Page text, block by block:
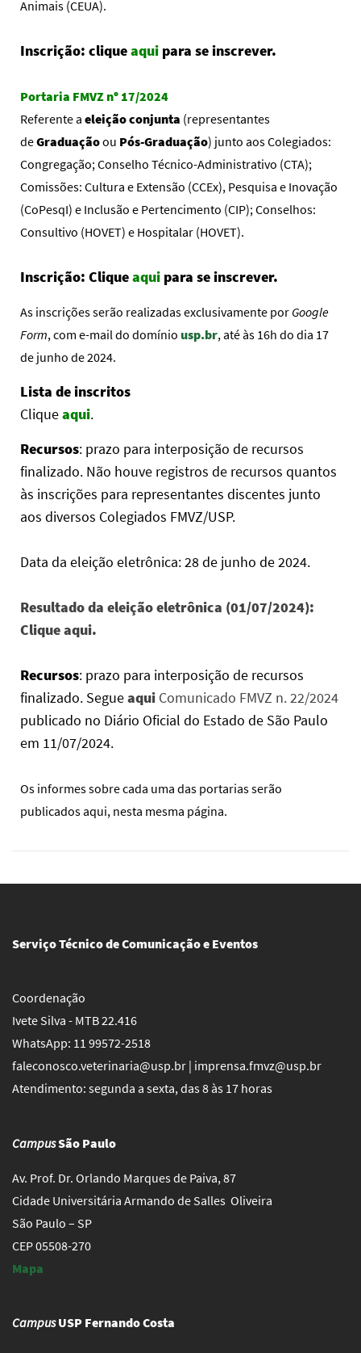
Animais (CEUA).
Inscrição: cliqueaqui para se inscrever.
Portaria FMVZ nº 17/2024
Referente a eleição conjunta (representantes
deGraduaçãoou Pós-Graduação) junto aos Colegiados:
Congregação;Conselho Técnico-Administrativo (CTA);
Comissões: Cultura e Extensão (CCEx), Pesquisa e Inovação
(CoPesqI) e Inclusão e Pertencimento (CIP);Conselhos:
Consultivo (HOVET) e Hospitalar (HOVET).
Inscrição: Cliqueaqui para se inscrever.
As inscrições serão realizadas exclusivamente por Google
Form, com e-mail do domínio usp.br, até às 16h do dia 17
de junho de 2024.
Lista de inscritos
Cliqueaqui.
Recursos: prazo para interposição de recursos
finalizado. Não houve registros de recursos quantos
às inscrições para representantes discentes junto
aos diversos Colegiados FMVZ/USP.
Data da eleição eletrônica: 28 de junho de 2024.
Resultado da eleição eletrônica (01/07/2024):
Clique aqui.
Recursos: prazo para interposição de recursos
finalizado. Segueaqui Comunicado FMVZ n. 22/2024
publicado no Diário Oficial do Estado de São Paulo
em 11/07/2024.
Os informes sobre cada uma das portarias serão
publicados aqui, nesta mesma página.
Serviço Técnico de Comunicação e Eventos
Coordenação
Ivete Silva - MTB 22.416
WhatsApp: 11 99572-2518
faleconosco.veterinaria@usp.br | imprensa.fmvz@usp.br
Atendimento: segunda a sexta, das 8 às 17 horas
CampusSão Paulo
Av. Prof. Dr. Orlando Marques de Paiva, 87
Cidade Universitária Armando de Salles Oliveira
São Paulo – SP
CEP 05508-270
Mapa
CampusUSP Fernando Costa